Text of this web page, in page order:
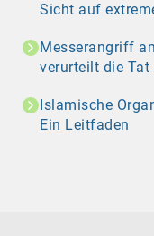
Sicht auf
Messerangriff
verurteilt die
Islamische
Ein Leitfaden